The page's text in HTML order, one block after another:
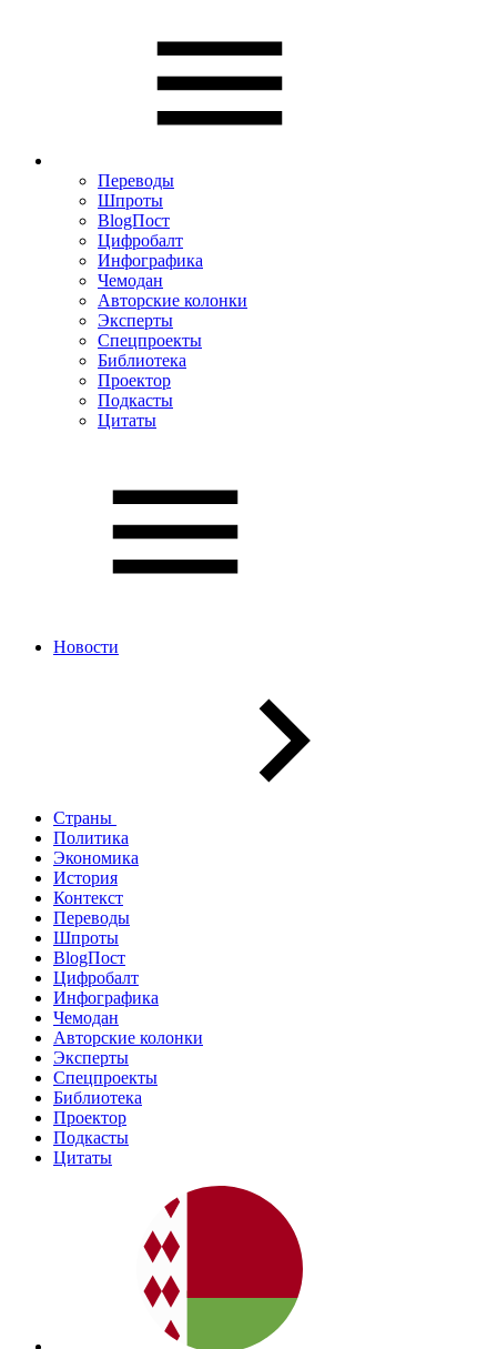
Переводы
Шпроты
BlogПост
Цифробалт
Инфографика
Чемодан
Авторские колонки
Эксперты
Спецпроекты
Библиотека
Проектор
Подкасты
Цитаты
Новости
Страны
Политика
Экономика
История
Контекст
Переводы
Шпроты
BlogПост
Цифробалт
Инфографика
Чемодан
Авторские колонки
Эксперты
Спецпроекты
Библиотека
Проектор
Подкасты
Цитаты